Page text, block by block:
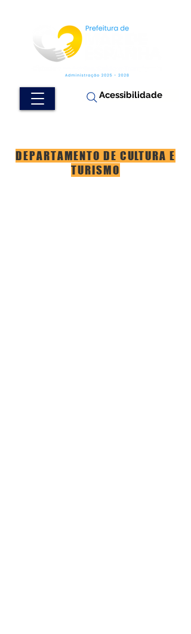
Acessibilidade
DEPARTAMENTO DE CULTURA E
TURISMO